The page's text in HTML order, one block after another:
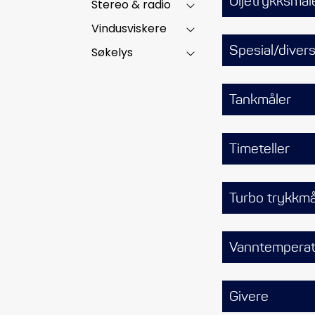
Stereo & radio
Vindusviskere
Søkelys
Spesial/
Tankmåler
Timeteller
Turbo
Givere